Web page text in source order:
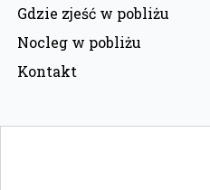
Gdzie zjeść w pobliżu
Nocleg w pobliżu
Kontakt